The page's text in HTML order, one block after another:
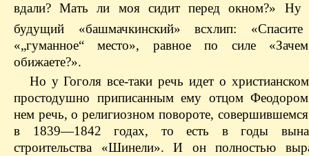
вдали? Мать ли моя сидит перед окном?» Ну
будущий «башмачкинский» всхлип:
«„гуманное“ место», равное по силе
обижаете?».
Но у Гоголя все-таки речь идет о
простодушно приписанным ему отцом
нем речь, о религиозном повороте, совершившемся
в 1839—1842 годах, то есть в годы
строительства «Шинели». И он полностью